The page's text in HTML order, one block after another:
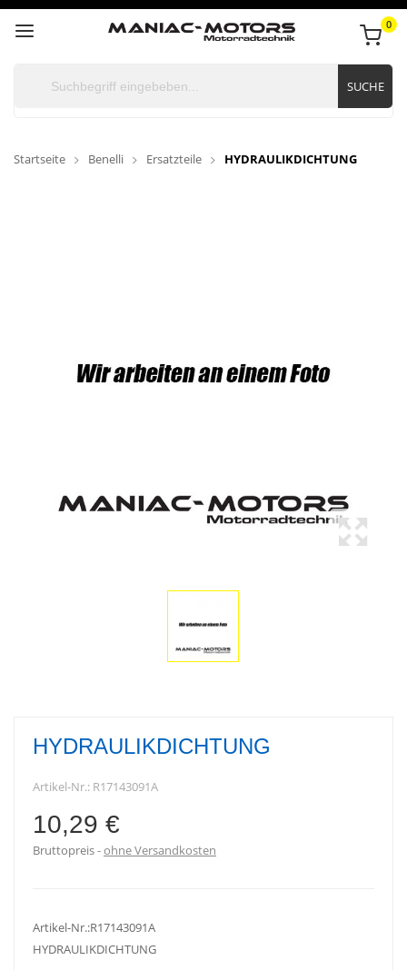
0
SUCHE
Startseite Benelli Ersatzteile HYDRAULIKDICHTUNG
HYDRAULIKDICHTUNG
Artikel-Nr.: R17143091A
10,29 €
Bruttopreis ohne Versandkosten
Artikel-Nr.:R17143091A
HYDRAULIKDICHTUNG